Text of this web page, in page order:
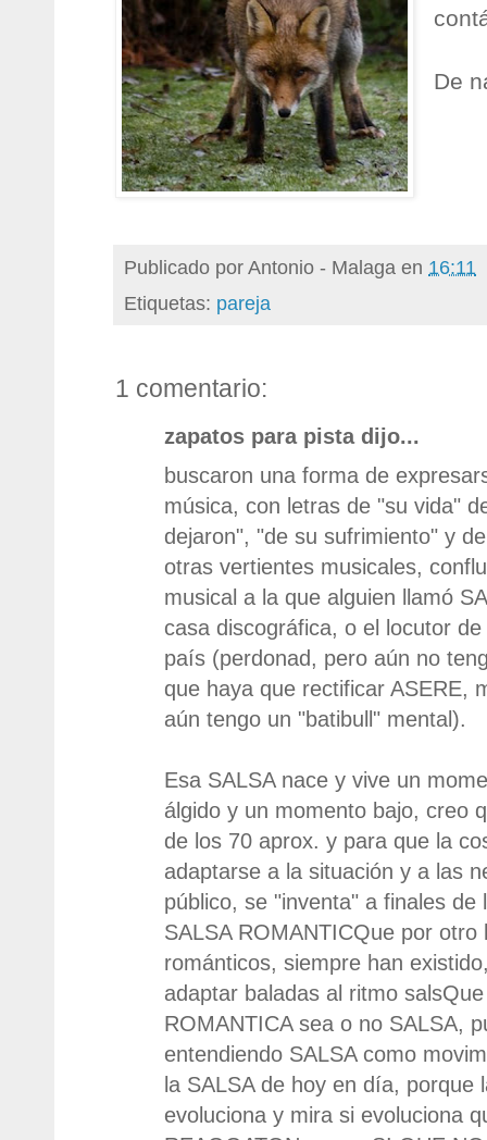
De
Publicado porAntonio - Malaga en 16:11
Etiquetas: pareja
1 comentario:
zapatos para pista dijo...
buscaron una forma de
música, con letras de "su vida"
dejaron", "de su sufrimiento" y
otras vertientes musicales,
musical a la que alguien llamó
casa discográfica, o el locutor
país (perdonad, pero aún no
que haya que rectificar ASERE,
aún tengo un "batibull" mental).
Esa SALSA nace y vive un
álgido y un momento bajo, creo
de los 70 aprox. y para que la
adaptarse a la situación y a las
público, se "inventa" a finales de
SALSA ROMANTICQue por otro
románticos, siempre han
adaptar baladas al ritmo
ROMANTICA sea o no SALSA,
entendiendo SALSA como
la SALSA de hoy en día, porque
evoluciona y mira si evoluciona